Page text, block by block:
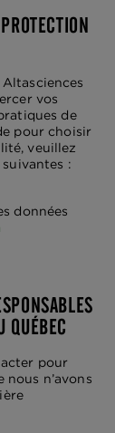
vos
de
pour choisir
veuillez
:
données
QUÉBEC
pour
n’avons